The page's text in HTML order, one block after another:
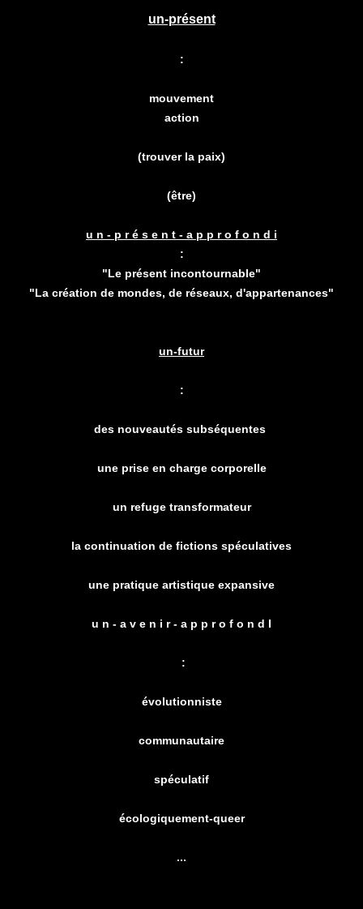
un-présent
:
mouvement
action
(trouver la paix)
(être)
u n - p r é s e n t - a p p r o f o n d i
:
"Le présent incontournable"
"La création de mondes, de réseaux, d'appartenances"
un-futur
:
des nouveautés subséquentes
une prise en charge corporelle
un refuge transformateur
la continuation de fictions spéculatives
une pratique artistique expansive
u n - a v e n i r - a p p r o f o n d I
:
évolutionniste
communautaire
spéculatif
écologiquement-queer
...